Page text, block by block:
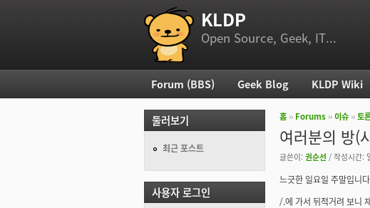
부 메뉴 KLDP
Open Source, Geek, IT...
현재 위치
홈 ›› Forums ››이슈 ››토
여러분의 방(
글쓴이: 권순선 / 작성시간:
느긋한 일요일 주말입니
/.에 가서 뒤적거려 보니
주 메뉴
Forum (BBS) Geek Blog KLDP Wiki
둘러보기
최근 포스트
사용자 로그인